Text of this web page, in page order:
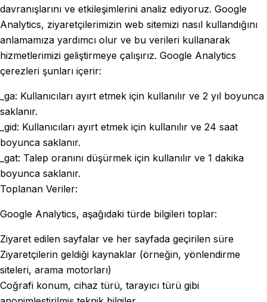
davranışlarını ve etkileşimlerini analiz ediyoruz. Google
Analytics, ziyaretçilerimizin web sitemizi nasıl kullandığını
anlamamıza yardımcı olur ve bu verileri kullanarak
hizmetlerimizi geliştirmeye çalışırız. Google Analytics
çerezleri şunları içerir:
_ga: Kullanıcıları ayırt etmek için kullanılır ve 2 yıl boyunca
saklanır.
_gid: Kullanıcıları ayırt etmek için kullanılır ve 24 saat
boyunca saklanır.
_gat: Talep oranını düşürmek için kullanılır ve 1 dakika
boyunca saklanır.
Toplanan Veriler:
Google Analytics, aşağıdaki türde bilgileri toplar:
Ziyaret edilen sayfalar ve her sayfada geçirilen süre
Ziyaretçilerin geldiği kaynaklar (örneğin, yönlendirme
siteleri, arama motorları)
Coğrafi konum, cihaz türü, tarayıcı türü gibi